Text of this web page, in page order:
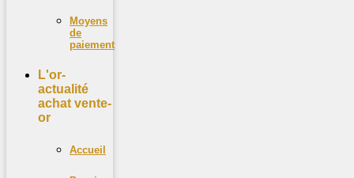
Moyens
de
paiement
L'or-
actualité
achat vente-
or
Accueil